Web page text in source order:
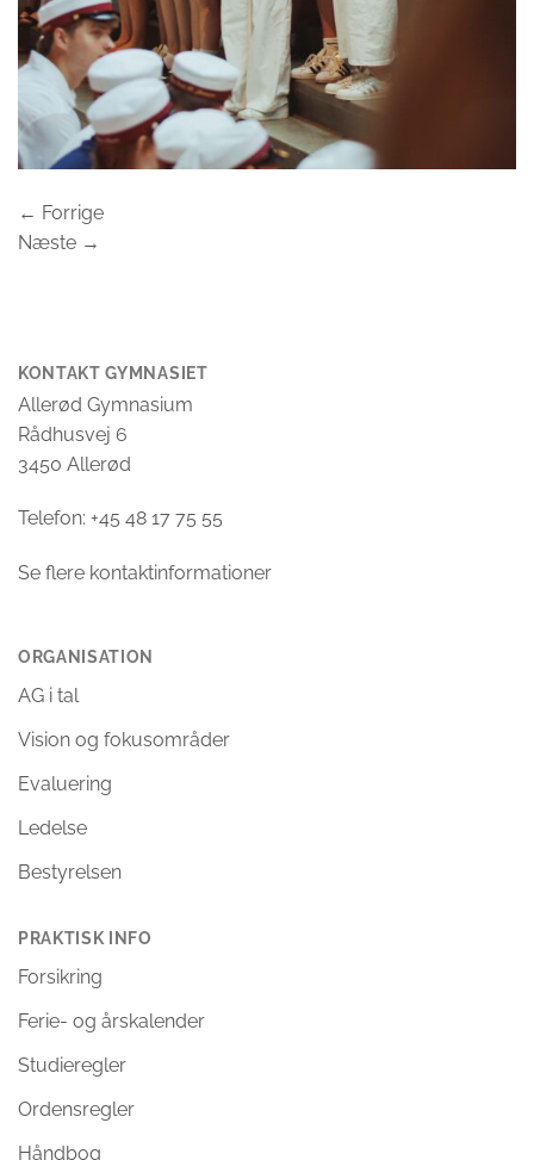
← Forrige
Næste →
KONTAKT GYMNASIET
Allerød Gymnasium
Rådhusvej 6
3450 Allerød
Telefon: +45 48 17 75 55
Se flere kontaktinformationer
ORGANISATION
AG i tal
Vision og fokusområder
Evaluering
Ledelse
Bestyrelsen
PRAKTISK INFO
Forsikring
Ferie- og årskalender
Studieregler
Ordensregler
Håndbog